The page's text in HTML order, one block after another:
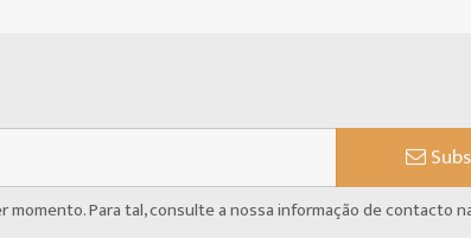
momento. Para tal, consulte a nossa informação de contacto